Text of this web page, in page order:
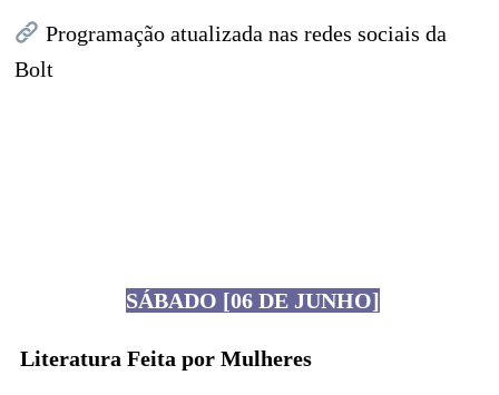
Programação atualizada nas redes sociais da
Bolt
SÁBADO [06 DE JUNHO]
Literatura Feita por Mulheres